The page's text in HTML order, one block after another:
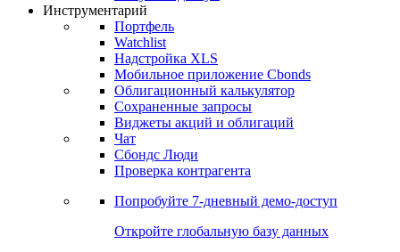
Инструментарий
Портфель
Watchlist
Надстройка XLS
Мобильное приложение Cbonds
Облигационный калькулятор
Сохраненные запросы
Виджеты акций и облигаций
Чат
Сбондс Люди
Проверка контрагента
Попробуйте 7-дневный демо-доступ
Откройте глобальную базу данных